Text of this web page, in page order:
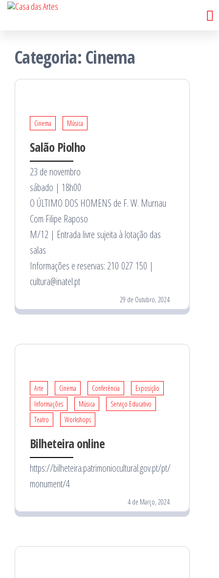
Saltar
conteúdoCategoria: Cinema
Cinema Música
Salão Piolho
23 de novembro
sábado | 18h00
O ÚLTIMO DOS HOMENS de F. W. Murnau
Com Filipe Raposo
M/12 | Entrada livre sujeita à lotação das
salas
Informações e reservas: 210 027 150 |
cultura@inatel.pt
29 de Outubro, 2024
Arte Cinema Conferência
Exposição
Informações
Música
Serviço Educativo
Teatro
Workshops
Bilheteira online
https://bilheteira.patrimoniocultural.gov.pt/pt/
monument/4
4 de Março, 2024